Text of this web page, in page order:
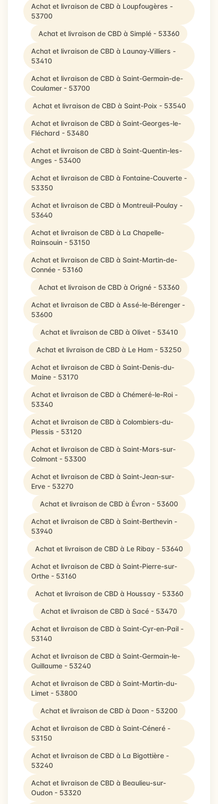
Achat et livraison de CBD à Loupfougères -
53700
Achat et livraison de CBD à Simplé - 53360
Achat et livraison de CBD à Launay-Villiers -
53410
Achat et livraison de CBD à Saint-Germain-de-
Coulamer - 53700
Achat et livraison de CBD à Saint-Poix - 53540
Achat et livraison de CBD à Saint-Georges-le-
Fléchard - 53480
Achat et livraison de CBD à Saint-Quentin-les-
Anges - 53400
Achat et livraison de CBD à Fontaine-Couverte -
53350
Achat et livraison de CBD à Montreuil-Poulay -
53640
Achat et livraison de CBD à La Chapelle-
Rainsouin - 53150
Achat et livraison de CBD à Saint-Martin-de-
Connée - 53160
Achat et livraison de CBD à Origné - 53360
Achat et livraison de CBD à Assé-le-Bérenger -
53600
Achat et livraison de CBD à Olivet - 53410
Achat et livraison de CBD à Le Ham - 53250
Achat et livraison de CBD à Saint-Denis-du-
Maine - 53170
Achat et livraison de CBD à Chémeré-le-Roi -
53340
Achat et livraison de CBD à Colombiers-du-
Plessis - 53120
Achat et livraison de CBD à Saint-Mars-sur-
Colmont - 53300
Achat et livraison de CBD à Saint-Jean-sur-
Erve - 53270
Achat et livraison de CBD à Évron - 53600
Achat et livraison de CBD à Saint-Berthevin -
53940
Achat et livraison de CBD à Le Ribay - 53640
Achat et livraison de CBD à Saint-Pierre-sur-
Orthe - 53160
Achat et livraison de CBD à Houssay - 53360
Achat et livraison de CBD à Sacé - 53470
Achat et livraison de CBD à Saint-Cyr-en-Pail -
53140
Achat et livraison de CBD à Saint-Germain-le-
Guillaume - 53240
Achat et livraison de CBD à Saint-Martin-du-
Limet - 53800
Achat et livraison de CBD à Daon - 53200
Achat et livraison de CBD à Saint-Céneré -
53150
Achat et livraison de CBD à La Bigottière -
53240
Achat et livraison de CBD à Beaulieu-sur-
Oudon - 53320